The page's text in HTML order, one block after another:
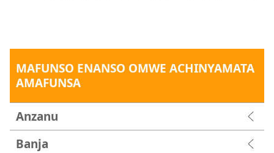
MAFUNSO ENANSO OMWE ACHINYAMATA
AMAFUNSA
Anzanu
Banja